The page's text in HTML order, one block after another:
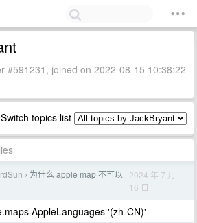
#591231, joined on 2022-08-15 10:38:22
Switch topics list
› 为什么 apple map 不可以
2024 年 7 月
16 日
AppleLanguages '(zh-CN)'